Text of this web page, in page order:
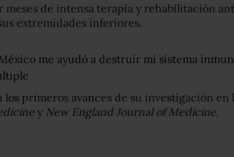
meses de intensa terapia y rehabilitación
extremidades inferiores.
me ayudó a destruir mi sistema
primeros avances de su investigación en
y New England Journal of Medicine.